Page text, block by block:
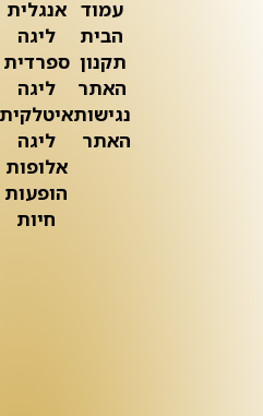
עמוד
הבית
תקנון
האתר
נגישות
האתר
אנגלית
ליגה
ספרדית
ליגה
איטלקית
ליגה
אלופות
הופעות
חיות